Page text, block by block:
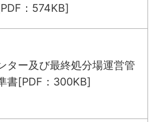
：574KB]
ター及び最終処分場運営管
書[PDF：300KB]